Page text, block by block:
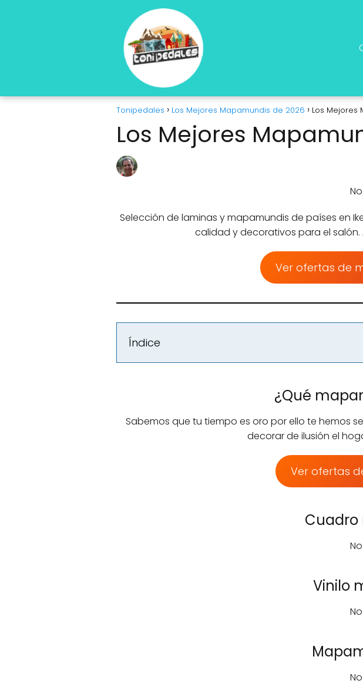
Tonipedales Los Mejores Mapamundis de 2026 Los Mejores
Los Mejores
Selección de laminas y mapamundis de países en
calidad y decorativos para el
Ver ofertas de
Índice
¿Qué
Sabemos que tu tiempo es oro por ello te hemos
decorar de ilusión el
Ver ofertas
Vinilo